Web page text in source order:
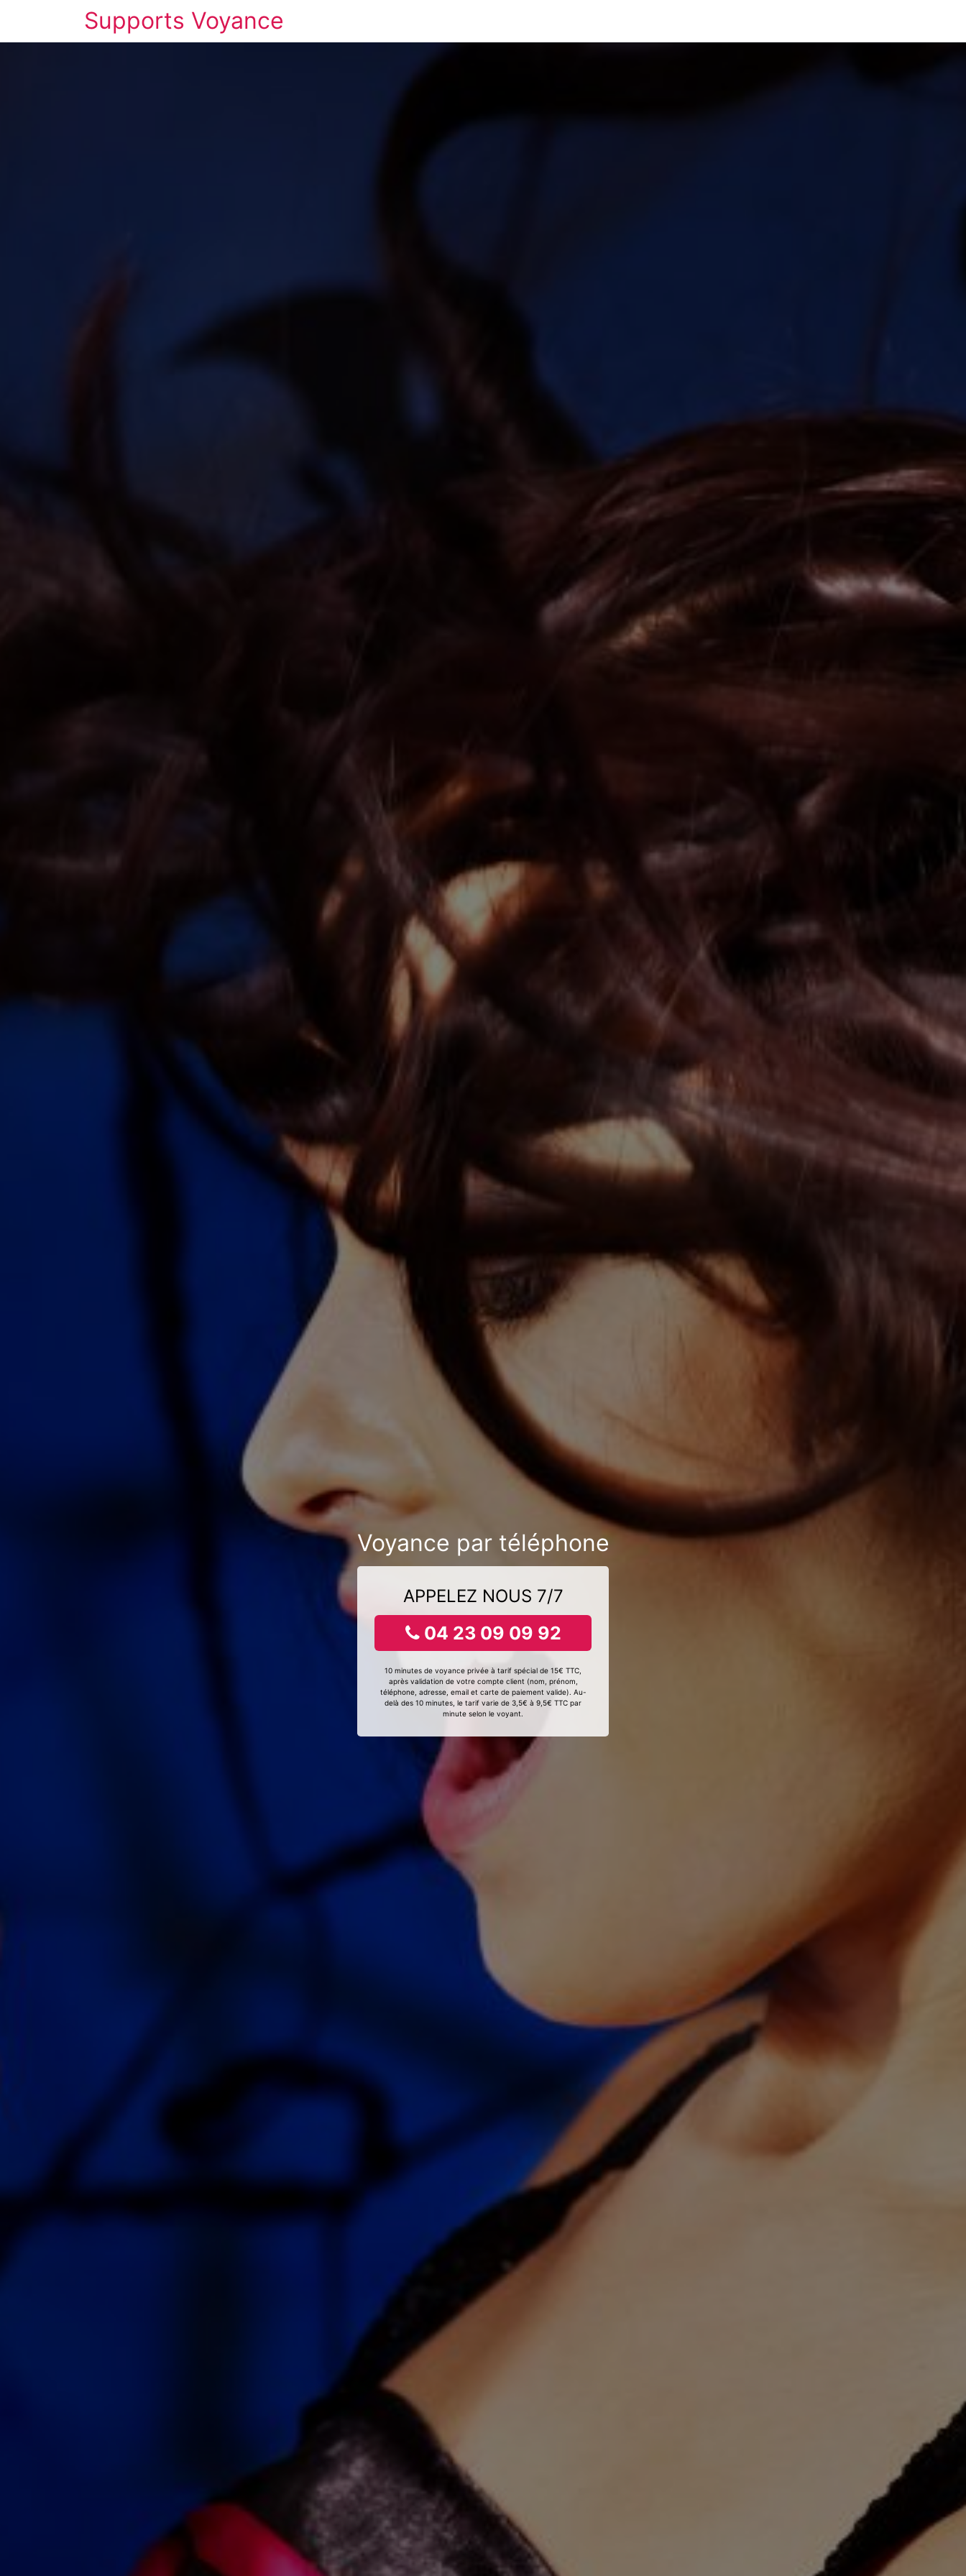
Supports Voyance
Voyance par téléphone
APPELEZ NOUS 7/7
04 23 09 09 92
10 minutes de voyance privée à tarif spécial de 15€ TTC,
après validation de votre compte client (nom, prénom,
téléphone, adresse, email et carte de paiement valide). Au-
delà des 10 minutes, le tarif varie de 3,5€ à 9,5€ TTC par
minute selon le voyant.